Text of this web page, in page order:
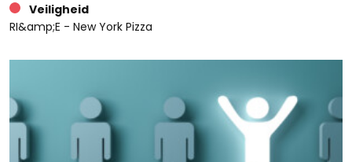
Veiligheid
RI&amp;E - New York Pizza